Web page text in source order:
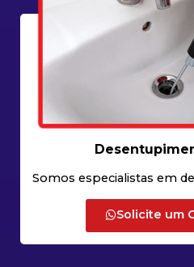
Somos especialistas em
Solicite um